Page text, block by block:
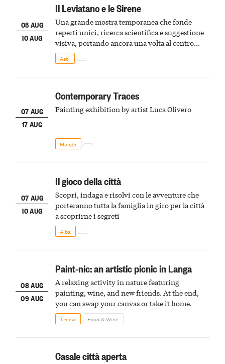
05 AUG
10 AUG
Il Leviatano e le Sirene
Una grande mostra temporanea che fonde
reperti unici, ricerca scientifica e suggestione
visiva, portando ancora una volta al centro
della scena le meraviglie del passato astigiano
Asti
07 AUG
17 AUG
Contemporary Traces
Painting exhibition by artist Luca Olivero
Mango
07 AUG
10 AUG
Il gioco della città
Scopri, indaga e risolvi con le avventure che
porteranno tutta la famiglia in giro per la città
a scoprirne i segreti
Alba
08 AUG
09 AUG
Paint-nic: an artistic picnic in Langa
A relaxing activity in nature featuring
painting, wine, and new friends. At the end,
you can swap your canvas or take it home.
Treiso Food & Wine
Casale città aperta